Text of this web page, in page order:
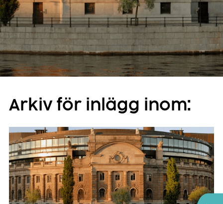
Arkiv för inlägg inom: